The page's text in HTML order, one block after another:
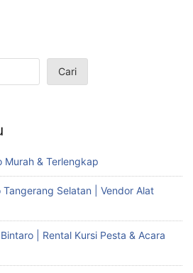
Cari
Murah & Terlengkap
Selatan | Vendor Alat
| Rental Kursi Pesta & Acara